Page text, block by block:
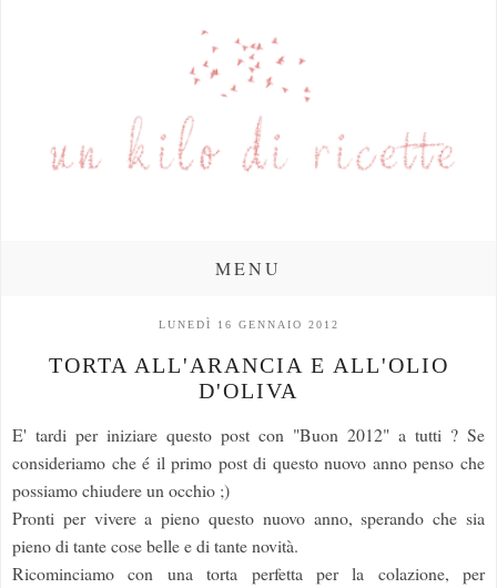
MENU
LUNEDÌ 16 GENNAIO 2012
TORTA ALL'ARANCIA E ALL'OLIO
D'OLIVA
E' tardi per iniziare questo post con "Buon 2012" a tutti ? Se
consideriamo che é il primo post di questo nuovo anno penso che
possiamo chiudere un occhio ;)
Pronti per vivere a pieno questo nuovo anno, sperando che sia
pieno di tante cose belle e di tante novità.
Ricominciamo con una torta perfetta per la colazione, per